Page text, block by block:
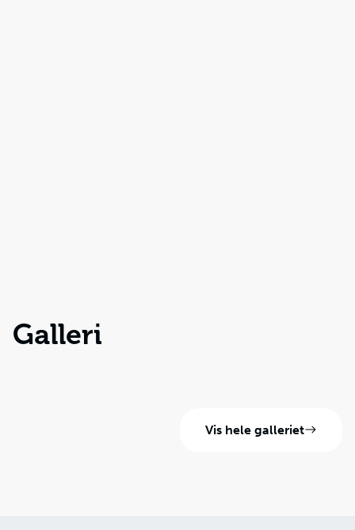
Galleri
Vis hele galleriet